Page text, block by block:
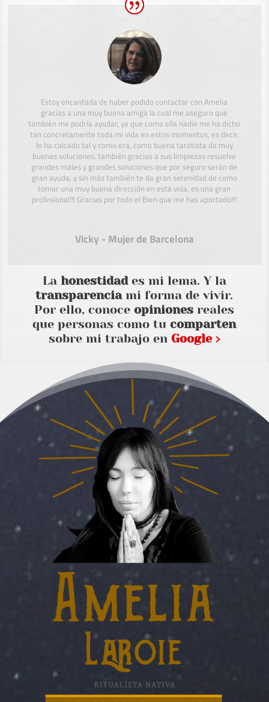
Estoy encantada de haber podido contactar con Amelia
gracias a una muy buena amiga la cual me aseguro que
también me podría ayudar, ya que como ella nadie me ha dicho
tan concretamente toda mi vida en estos momentos, es decir,
lo ha calcado tal y como era, como buena tarotista da muy
buenas soluciones, también gracias a sus limpiezas resuelve
grandes males y grandes soluciones que por seguro serán de
gran ayuda, y sin más también te da gran serenidad de como
tomar una muy buena dirección en esta vida, es una gran
profesional!!! Gracias por todo el Bien que me has aportado!!!
Vicky - Mujer de Barcelona
La honestidades mi lema. Y la
transparenciami forma de vivir.
Por ello, conoceopiniones reales
que personas como tucomparten
sobre mi trabajo en Google ›